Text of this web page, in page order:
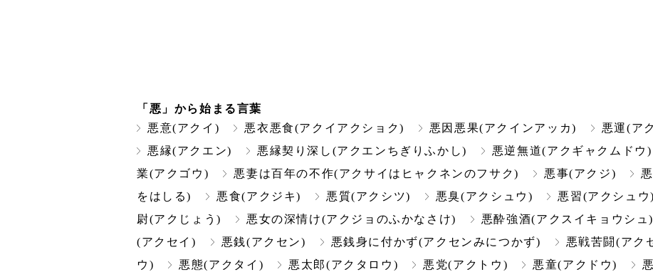
「悪」から始まる言葉
悪意(アクイ)
悪衣悪食(アクイアクショク) 悪因悪果(アクインアッカ) 悪運(ア
悪縁(アクエン)
悪縁契り深し(アクエンちぎりふかし) 悪逆無道(アクギャクムドウ)
業(アクゴウ)
悪妻は百年の不作(アクサイはヒャクネンのフサク) 悪事(アクジ)
をはしる)
悪食(アクジキ) 悪質(アクシツ) 悪臭(アクシュウ) 悪習(アクシュウ)
尉(アクじょう) 悪女の深情け(アクジョのふかなさけ) 悪酔強酒(アクスイキョウシュ)
(アクセイ)
悪銭(アクセン) 悪銭身に付かず(アクセンみにつかず) 悪戦苦闘(アク
ウ)
悪態(アクタイ) 悪太郎(アクタロウ) 悪党(アクトウ) 悪童(アクドウ)